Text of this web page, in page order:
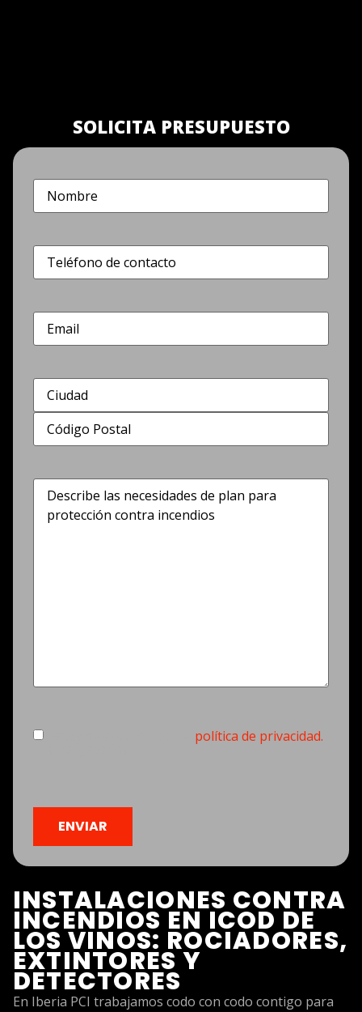
INSTALACIONES CONTRA
INCENDIOS EN ICOD DE
LOS VINOS: ROCIADORES,
EXTINTORES Y
DETECTORES
En Iberia PCI trabajamos codo con codo contigo para
SOLICITA PRESUPUESTO
Nombre
Teléfono(Obligatorio)
Correo
electrónico
Dirección
Describe
las
necesidades
Consentimiento (Obligatorio)política de privacidad.